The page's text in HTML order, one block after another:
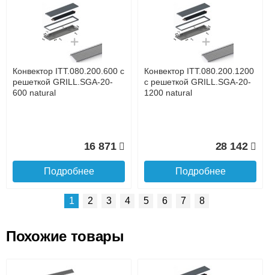
Доставка сантехники по Москве и Московской области
Наличный расчёт
Банковской картой на сайте в режиме реального
времени
Банковской картой при получении товара как при
доставке, так и самовывозом
Интернет-деньгами (Yandex-деньги, Web-money,
Qiwi-кошельки и другие).
Безналичный расчёт (возможно и с НДС)
Конвектор ITT.080.200.600 с
решеткой GRILL.SGA-20-
600 natural
16 871
Подробнее
Конвектор ITT.080.200.1200
с решеткой GRILL.SGA-20-
1200 natural
28 142
Подробнее
Конвектор ITT.080.200.1300 Конвектор ITT.080.200.1000
1 2 3 4 5 6 7 8
Похожие товары